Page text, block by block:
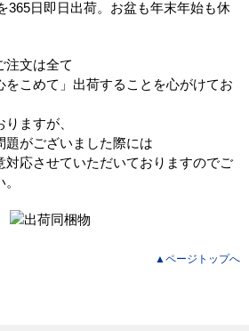
注文は全て
をこめて」出荷することを心がけてお
ますが、
がございました際には
対応させていただいておりますのでご
▲ページトップへ